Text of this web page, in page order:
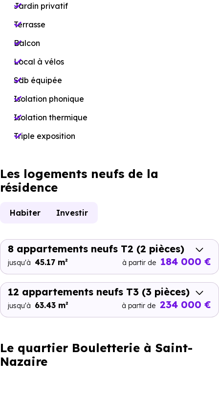
Jardin privatif
Terrasse
Balcon
Local à vélos
Sdb équipée
Isolation phonique
Isolation thermique
Triple exposition
Les logements neufs de la
résidence
Habiter Investir
8 appartements neufs T2 (2 pièces)
jusqu'à 45.17 m² à partir de 184 000 €
12 appartements neufs T3 (3 pièces)
jusqu'à 63.43 m² à partir de 234 000 €
Le quartier Bouletterie à Saint-
Nazaire